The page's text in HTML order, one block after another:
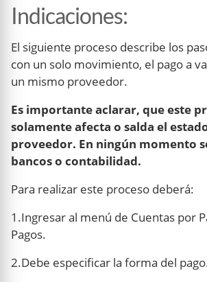
Indicaciones:
El siguiente proceso describe los
con un solo movimiento, el pago a
un mismo proveedor.
Es importante aclarar, que este
solamente afecta o salda el
proveedor. En ningún momento
bancos o contabilidad.
Para realizar este proceso deberá:
1.Ingresar al menú de Cuentas por
Pagos.
2.Debe especificar la forma del